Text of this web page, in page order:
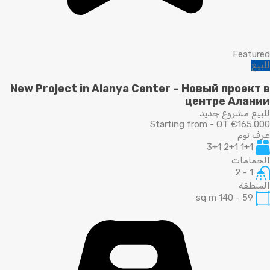
Featured
للبيع
New Project in Alanya Center – Новый проект в
центре Алании
للبيع مشروع جديد
Starting from - OT €165.000
غرف نوم
1+1 2+1 3+1
الحمامات
1 - 2
المنطقة
59 - 140
sq m